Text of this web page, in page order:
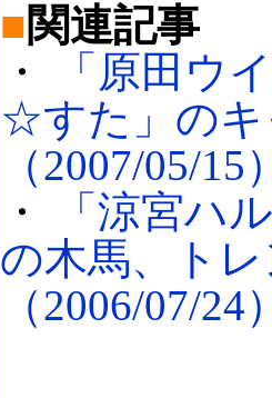
■関連記事
・
「原田ウ
☆すた」のキ
（2007/05/15
・
「涼宮ハ
の木馬、ト
（2006/07/24